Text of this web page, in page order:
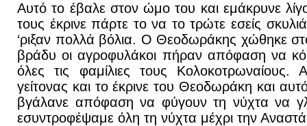
Αυτό το έβαλε στον ώμο του και εμάκρυνε
τους έκρινε πάρτε το να το τρώτε εσείς
‘ριξαν πολλά βόλια. Ο Θεοδωράκης χώθηκε
βράδυ οι αγροφυλάκοι πήραν απόφαση να
όλες τις φαμίλιες τους
γείτονας και το έκρινε του Θεοδωράκη και
βγάλανε απόφαση να φύγουν τη νύχτα να
εσυντροφέψαμε όλη τη νύχτα μέχρι την